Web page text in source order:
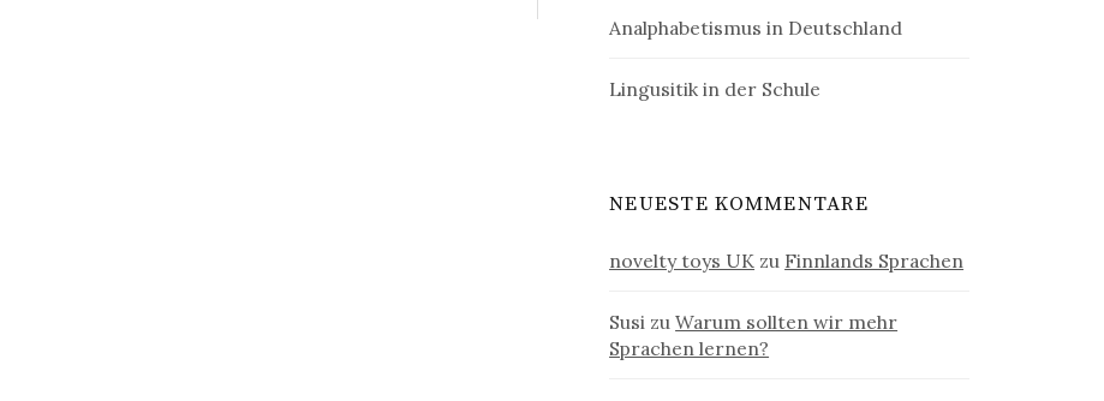
Analphabetismus in Deutschland
Lingusitik in der Schule
NEUESTE KOMMENTARE
novelty toys UK zu Finnlands Sprachen
Susi zuWarum sollten wir mehr
Sprachen lernen?